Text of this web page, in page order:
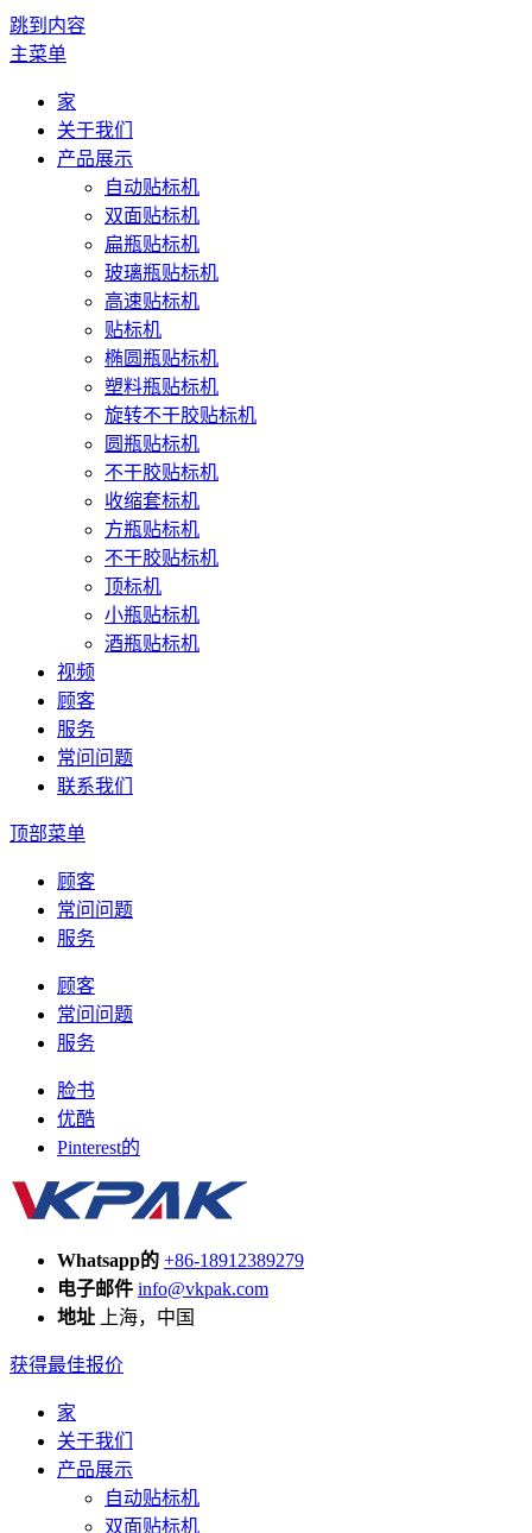
跳到内容
主菜单
家
关于我们
产品展示
自动贴标机
双面贴标机
扁瓶贴标机
玻璃瓶贴标机
高速贴标机
贴标机
椭圆瓶贴标机
塑料瓶贴标机
旋转不干胶贴标机
圆瓶贴标机
不干胶贴标机
收缩套标机
方瓶贴标机
不干胶贴标机
顶标机
小瓶贴标机
酒瓶贴标机
视频
顾客
服务
常问问题
联系我们
顶部菜单
顾客
常问问题
服务
顾客
常问问题
服务
脸书
优酷
Pinterest的
Whatsapp的 +86-18912389279
电子邮件 info@vkpak.com
地址 上海，中国
获得最佳报价
家
关于我们
产品展示
自动贴标机
双面贴标机